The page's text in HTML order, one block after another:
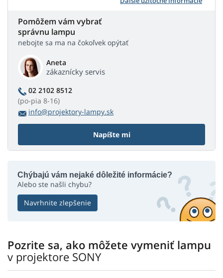
Pomôžem vám vybrať
správnu lampu
nebojte sa ma na čokoľvek opýtať
Aneta
zákaznícky servis
02 2102 8512
(po-pia 8-16)
info@projektory-lampy.sk
Napíšte mi
Chýbajú vám nejaké dôležité informácie?
Alebo ste našli chybu?
Navrhnite zlepšenie
Pozrite sa, ako môžete vymeniť lampu
v projektore SONY